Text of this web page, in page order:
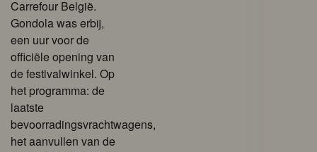
Carrefour België.
Gondola was erbij,
een uur voor de
officiële opening van
de festivalwinkel. Op
het programma: de
laatste
bevoorradingsvrachtwagens,
het aanvullen van de